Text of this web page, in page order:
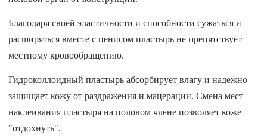
Благодаря своей эластичности и способности сужаться и
расширяться вместе с пенисом пластырь не препятствует
местному кровообращению.
Гидроколлоидный пластырь абсорбирует влагу и надежно
защищает кожу от раздражения и мацерации. Смена мест
наклеивания пластыря на половом члене позволяет коже
"отдохнуть".